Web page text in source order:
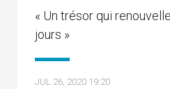
« Un trésor qui
jours »
JUL 26, 2020 19:20